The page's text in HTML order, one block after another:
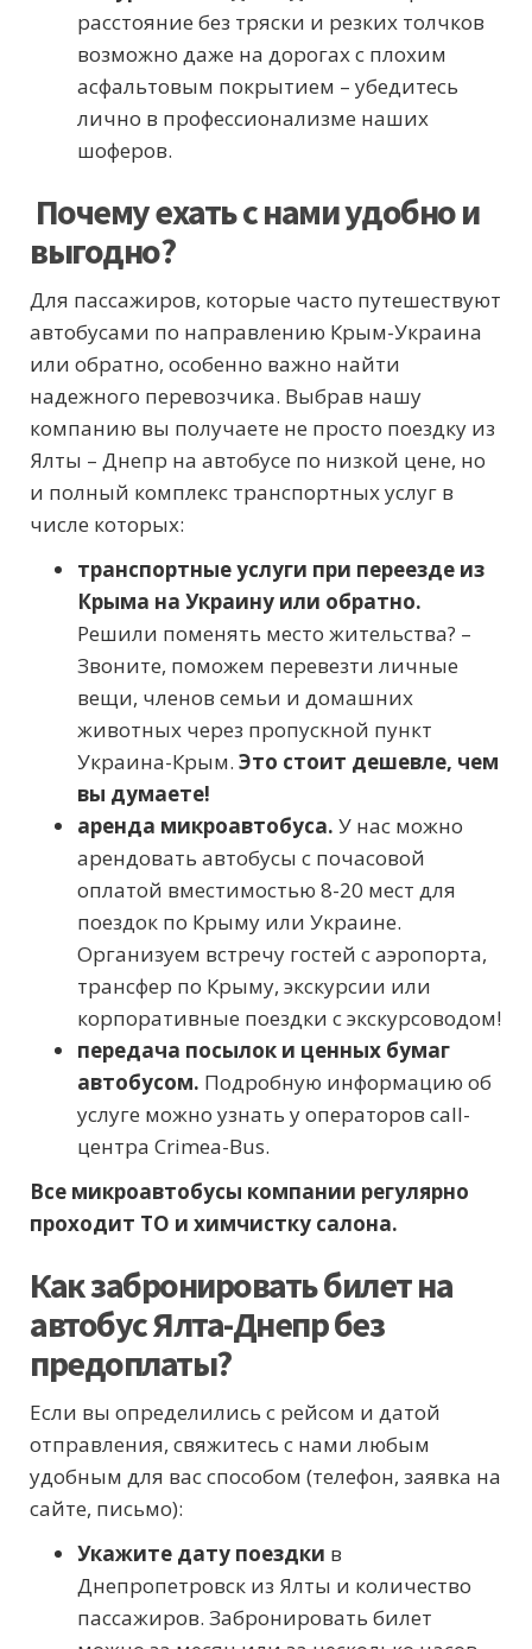
расстояние без тряски и резких толчков
возможно даже на дорогах с плохим
асфальтовым покрытием – убедитесь
лично в профессионализме наших
шоферов.
Почему ехать с нами удобно и
выгодно?
Для пассажиров, которые часто путешествуют
автобусами по направлению Крым-Украина
или обратно, особенно важно найти
надежного перевозчика. Выбрав нашу
компанию вы получаете не просто поездку из
Ялты – Днепр на автобусе по низкой цене, но
и полный комплекс транспортных услуг в
числе которых:
транспортные услуги при переезде из
Крыма на Украину или обратно.
Решили поменять место жительства? –
Звоните, поможем перевезти личные
вещи, членов семьи и домашних
животных через пропускной пункт
Украина-Крым. Это стоит дешевле, чем
вы думаете!
аренда микроавтобуса. У нас можно
арендовать автобусы с почасовой
оплатой вместимостью 8-20 мест для
поездок по Крыму или Украине.
Организуем встречу гостей с аэропорта,
трансфер по Крыму, экскурсии или
корпоративные поездки с экскурсоводом!
передача посылок и ценных бумаг
автобусом. Подробную информацию об
услуге можно узнать у операторов call-
центра Crimea-Bus.
Все микроавтобусы компании регулярно
проходит ТО и химчистку салона.
Как забронировать билет на
автобус Ялта-Днепр без
предоплаты?
Если вы определились с рейсом и датой
отправления, свяжитесь с нами любым
удобным для вас способом (телефон, заявка на
сайте, письмо):
Укажите дату поездки в
Днепропетровск из Ялты и количество
пассажиров. Забронировать билет